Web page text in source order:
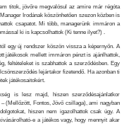
titok, jövőre megvalósul az amire már régóta
Irodának köszönhetően szezon közben is
csapatot. Mi több, managerünk immáron a
ki is kapcsolhattok (Ki tenne ilyet?) .
egy új rendszer köszön vissza a képernyőn. A
játékosok mellett immáron pénzt is ajánlhattok,
feltételeket is szabhattok a szerződésben. Egy
lejártakor fizetendő. Ha azonban ti
játékosaitokért.
is lesz majd, hiszen szerződésajánlatkor
(Mellőzött, Fontos, Jövő csillaga), ami nagyban
hiszen nem igazolhattok csak úgy. A
e a játékos vagy, hogy mennyit akar